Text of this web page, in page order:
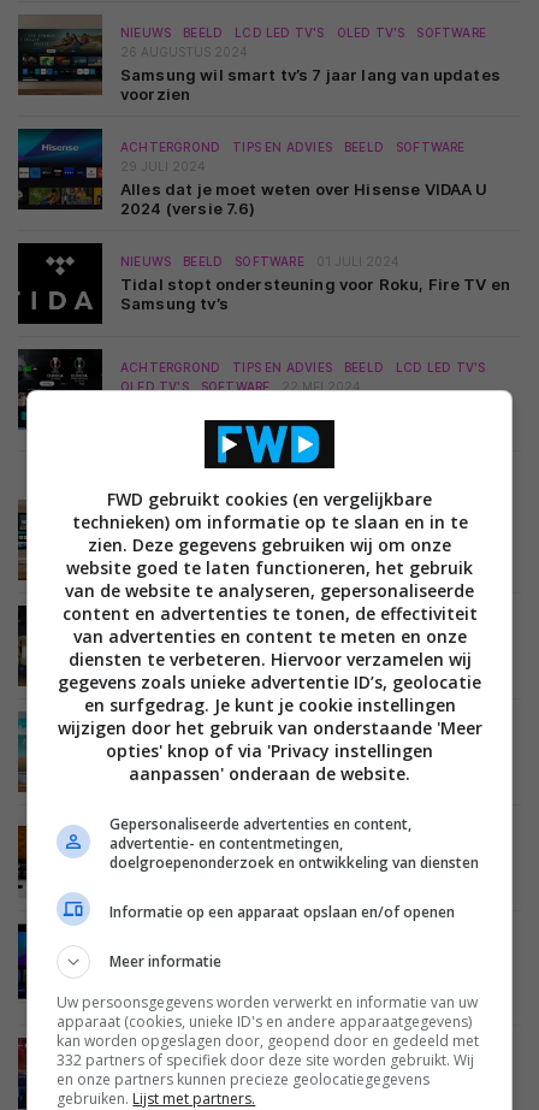
NIEUWS BEELD LCD LED TV'S OLED TV'S
SOFTWARE
26 AUGUSTUS 2024
Samsung wil smart tv’s 7 jaar lang van updates
voorzien
ACHTERGROND TIPS EN ADVIES BEELD
SOFTWARE
29 JULI 2024
Alles dat je moet weten over Hisense VIDAA U
2024 (versie 7.6)
NIEUWS BEELD SOFTWARE 01 JULI 2024
Tidal stopt ondersteuning voor Roku, Fire TV en
Samsung tv’s
ACHTERGROND TIPS EN ADVIES BEELD
LCD LED TV'S
OLED TV'S
SOFTWARE 22 MEI 2024
NIEUWS BEELD SOFTWARE 03 MEI 2024
LG activeert Dolby Atmos voor Apple Music op
smart tv’s
ACHTERGROND BEELD LCD LED TV'S
OLED TV'S
SOFTWARE
25 APRIL 2024
Titan OS: de nieuwe troef voor Philips tv’s?
NIEUWS BEELD SOFTWARE 05 SEPTEMBER 2023
Panasonic neemt afscheid van My Home Screen
en kiest voor Fire OS
NIEUWS MEDIASPELERS SOFTWARE
Apple lanceert tvOS 17 met FaceTime
OLED TV'S
SOFTWARE
smart tv-platform van LG
NIEUWS BEELD SOFTWARE 15 MAART 2023
Android TV ontvangt basale versie van
gebruikersprofielen
FWD gebruikt cookies (en vergelijkbare
technieken) om informatie op te slaan en in te
zien. Deze gegevens gebruiken wij om onze
website goed te laten functioneren, het gebruik
van de website te analyseren, gepersonaliseerde
content en advertenties te tonen, de effectiviteit
van advertenties en content te meten en onze
diensten te verbeteren. Hiervoor verzamelen wij
gegevens zoals unieke advertentie ID’s, geolocatie
en surfgedrag. Je kunt je cookie instellingen
wijzigen door het gebruik van onderstaande 'Meer
opties' knop of via 'Privacy instellingen
aanpassen' onderaan de website.
Gepersonaliseerde advertenties en content,
advertentie- en contentmetingen,
doelgroepenonderzoek en ontwikkeling van diensten
Informatie op een apparaat opslaan en/of openen
Meer informatie
Uw persoonsgegevens worden verwerkt en informatie van uw
apparaat (cookies, unieke ID's en andere apparaatgegevens)
kan worden opgeslagen door, geopend door en gedeeld met
332 partners of specifiek door deze site worden gebruikt. Wij
en onze partners kunnen precieze geolocatiegegevens
gebruiken. Lijst met partners.